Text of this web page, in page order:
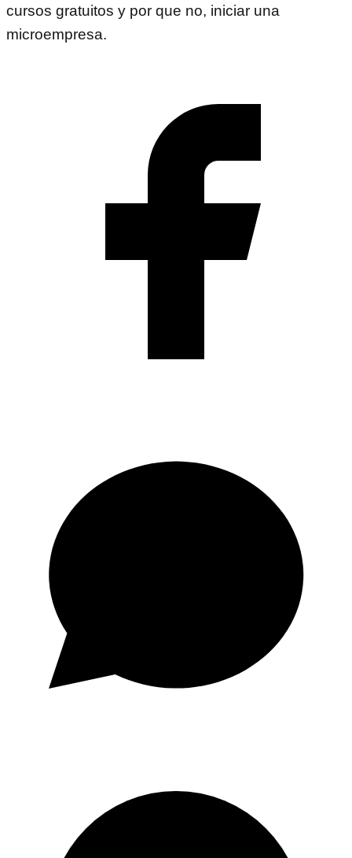
cursos gratuitos y por que no, iniciar una
microempresa.